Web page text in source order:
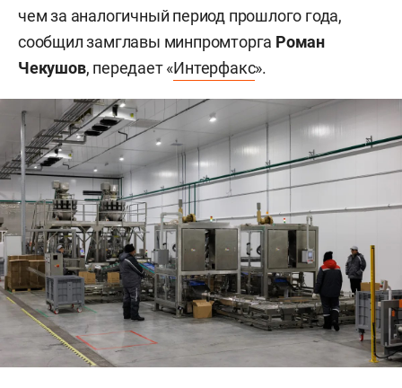
чем за аналогичный период прошлого года,
сообщил замглавы минпромторга Роман
Чекушов, передает «Интерфакс».